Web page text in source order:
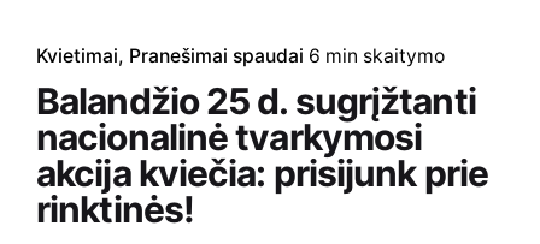
Kvietimai Pranešimai spaudai 6 min skaitymo
Balandžio 25 d. sugrįžtanti
nacionalinė tvarkymosi
akcija kviečia: prisijunk prie
rinktinės!